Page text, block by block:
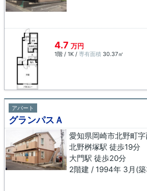
4.7 万円
1階 / 1K / 専有面積 30.37㎡
アパート
グランパスＡ
愛知県岡崎市北野町
北野桝塚駅 徒歩19分
大門駅 徒歩20分
2階建 / 1994年 3月(